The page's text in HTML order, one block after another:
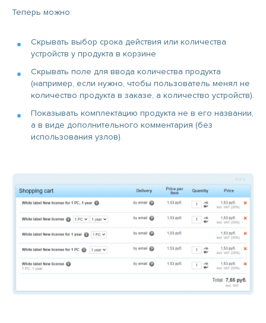
Теперь можно:
Скрывать выбор срока действия или количества
устройств у продукта в корзине
Скрывать поле для ввода количества продукта
(например, если нужно, чтобы пользователь менял не
количество продукта в заказе, а количество устройств).
Показывать комплектацию продукта не в его названии,
а в виде дополнительного комментария (без
использования узлов).